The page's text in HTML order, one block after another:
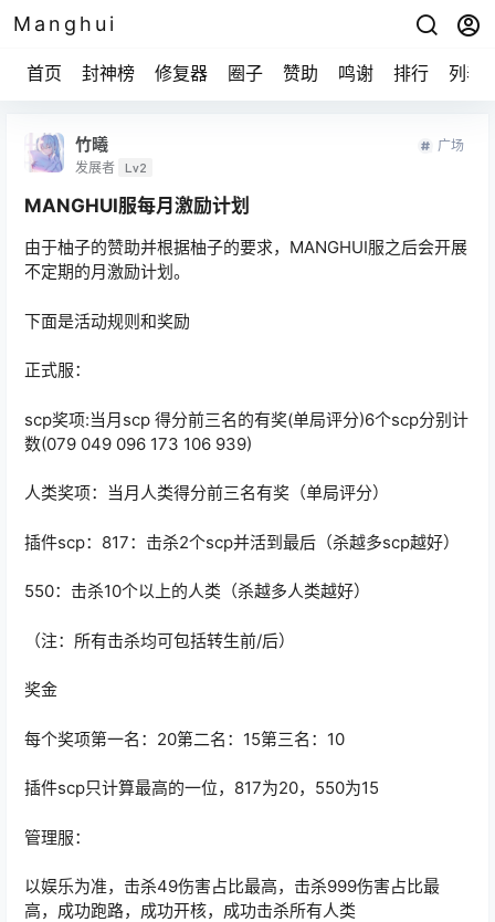
Manghui
首页 封神榜 修复器 圈子 赞助 鸣谢 排行 列表
竹曦
发展者 Lv2
广场
MANGHUI服每月激励计划
由于柚子的赞助并根据柚子的要求，MANGHUI服之后会开展
不定期的月激励计划。
下面是活动规则和奖励
正式服：
scp奖项:当月scp 得分前三名的有奖(单局评分)6个scp分别计
数(079 049 096 173 106 939)
人类奖项：当月人类得分前三名有奖（单局评分）
插件scp：817：击杀2个scp并活到最后（杀越多scp越好）
550：击杀10个以上的人类（杀越多人类越好）
（注：所有击杀均可包括转生前/后）
奖金
每个奖项第一名：20第二名：15第三名：10
插件scp只计算最高的一位，817为20，550为15
管理服：
以娱乐为准，击杀49伤害占比最高，击杀999伤害占比最
高，成功跑路，成功开核，成功击杀所有人类